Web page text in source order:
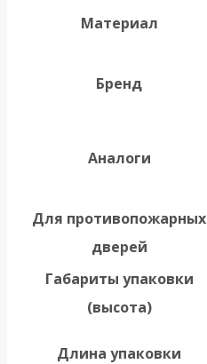
Материал
Бренд
Аналоги
Для противопожарных
дверей
Габариты упаковки
(высота)
Длина упаковки